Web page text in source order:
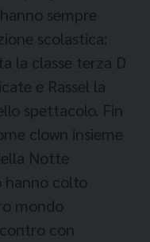
sempre
scolastica:
la classe terza D
e Rassel la
spettacolo. Fin
clown insieme
Notte
hanno colto
mondo
con